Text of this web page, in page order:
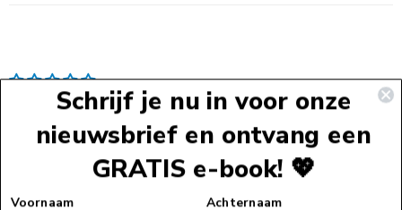
Schrijf je nu in voor onze
nieuwsbrief en ontvang een
GRATIS e-book! 💖
Voornaam Achternaam